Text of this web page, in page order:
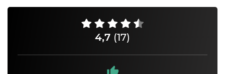
4,7 (17)